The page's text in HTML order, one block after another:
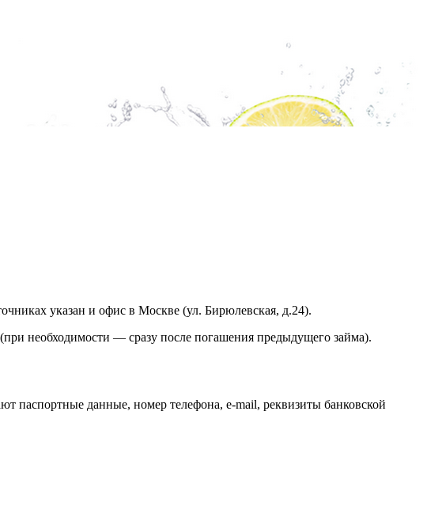
указан и офис в Москве (ул. Бирюлевская, д.24).
необходимости — сразу после погашения предыдущего займа).
паспортные данные, номер телефона, e-mail, реквизиты банковской